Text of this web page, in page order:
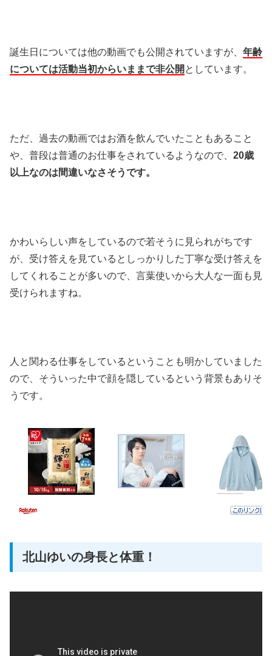
誕生日については他の動画でも公開されていますが、 年齢
については活動当初からいままで非公開 としています。
ただ、過去の動画ではお酒を飲んでいたこともあること
や、普段は普通のお仕事をされているようなので、 20歳
以上なのは間違いなさそうです。
かわいらしい声をしているので若そうに見られがちです
が、受け答えを見ているとしっかりした丁寧な受け答えを
してくれることが多いので、言葉使いから大人な一面も見
受けられますね。
人と関わる仕事をしているということも明かしていました
ので、そういった中で顔を隠しているという背景もありそ
うです。
北山ゆいの身長と体重！